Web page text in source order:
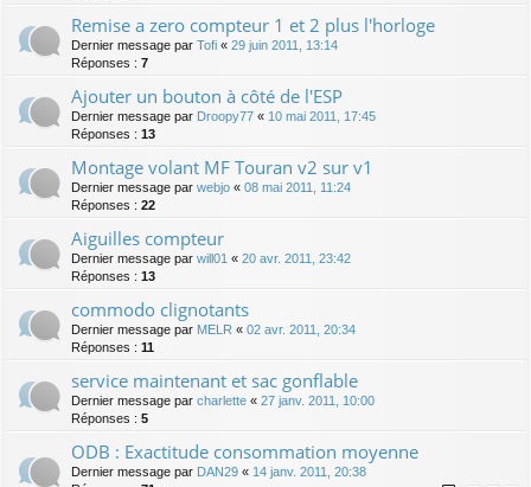
Remise a zero compteur 1 et 2 plus l'horloge
Dernier message par Tofi « 29 juin 2011, 13:14
Réponses : 7
Ajouter un bouton à côté de l'ESP
Dernier message par Droopy77 « 10 mai 2011, 17:45
Réponses : 13
Montage volant MF Touran v2 sur v1
Dernier message par webjo « 08 mai 2011, 11:24
Réponses : 22
Aiguilles compteur
Dernier message par will01 « 20 avr. 2011, 23:42
Réponses : 13
commodo clignotants
Dernier message par MELR « 02 avr. 2011, 20:34
Réponses : 11
service maintenant et sac gonflable
Dernier message par charlette « 27 janv. 2011, 10:00
Réponses : 5
ODB : Exactitude consommation moyenne
Dernier message par DAN29 « 14 janv. 2011, 20:38